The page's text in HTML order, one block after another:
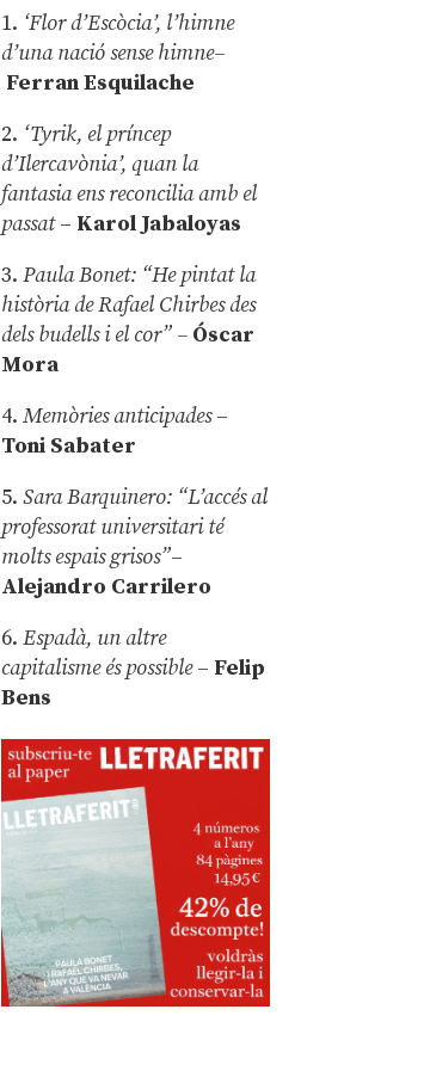
1. ‘Flor d’Escòcia’, l’himne
d’una nació sense himne–
Ferran Esquilache
2. ‘Tyrik, el príncep
d’Ilercavònia’, quan la
fantasia ens reconcilia amb el
passat– Karol Jabaloyas
3.Paula Bonet: “He pintat la
història de Rafael Chirbes des
dels budells i el cor” – Óscar
Mora
4.Memòries anticipades–
Toni Sabater
5.Sara Barquinero: “L’accés al
professorat universitari té
molts espais grisos”–
Alejandro Carrilero
6.Espadà, un altre
capitalisme és possible – Felip
Bens